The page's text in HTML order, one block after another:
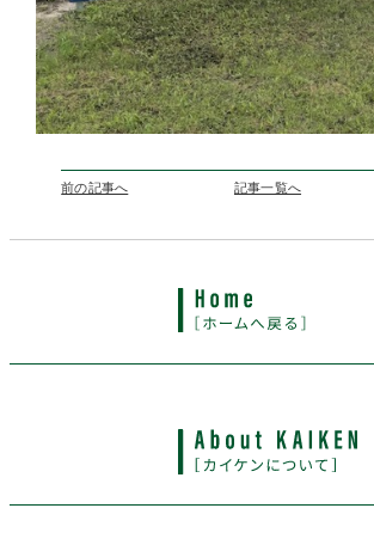
前の記事へ 記事一覧へ